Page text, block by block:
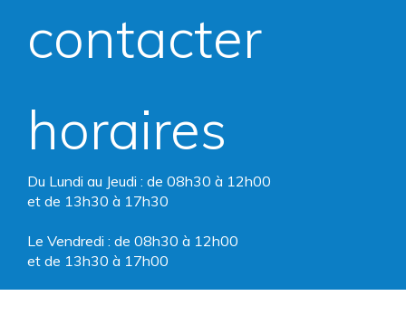
FacebookInstagram
contacter
horaires
Du Lundi au Jeudi : de 08h30 à 12h00
et de 13h30 à 17h30
Le Vendredi : de 08h30 à 12h00
et de 13h30 à 17h00